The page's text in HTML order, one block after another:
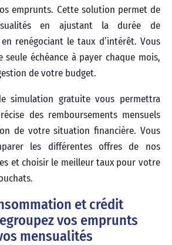
emprunts. Cette solution permet de
en ajustant la durée de
renégociant le taux d’intérêt. Vous
seule échéance à payer chaque mois,
de votre budget.
simulation gratuite vous permettra
des remboursements mensuels
de votre situation financière. Vous
les différentes offres de nos
et choisir le meilleur taux pour votre
et crédit
vos emprunts
mensualités